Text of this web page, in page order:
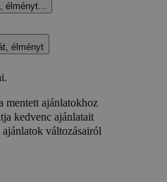
élményt...
élményt
mentett ajánlatokhoz
kedvenc ajánlatait
ajánlatok változásairól